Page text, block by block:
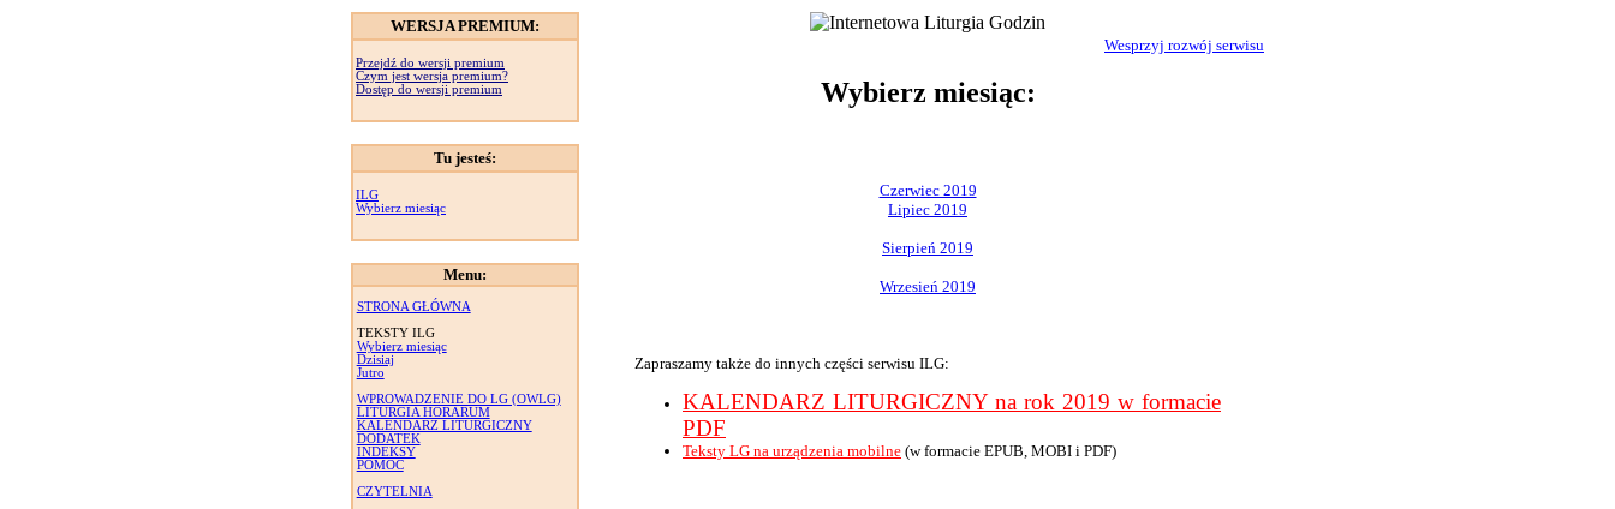
WERSJA PREMIUM:
Przejdź do wersji premium
Czym jest wersja premium?
Dostęp do wersji premium
Tu jesteś:
ILG
Wybierz miesiąc
Menu:
STRONA GŁÓWNA
TEKSTY ILG
Wybierz miesiąc
Dzisiaj
Jutro
WPROWADZENIE DO LG (OWLG)
LITURGIA HORARUM
KALENDARZ LITURGICZNY
DODATEK
INDEKSY
POMOC
CZYTELNIA
Wesprzyj rozwój serwisu
Wybierz miesiąc:
Czerwiec 2019
Lipiec 2019
Sierpień 2019
Wrzesień 2019
Zapraszamy także do innych części serwisu ILG:
KALENDARZ LITURGICZNY na rok 2019 w formacie
PDF
Teksty LG na urządzenia mobilne (w formacie EPUB, MOBI i PDF)